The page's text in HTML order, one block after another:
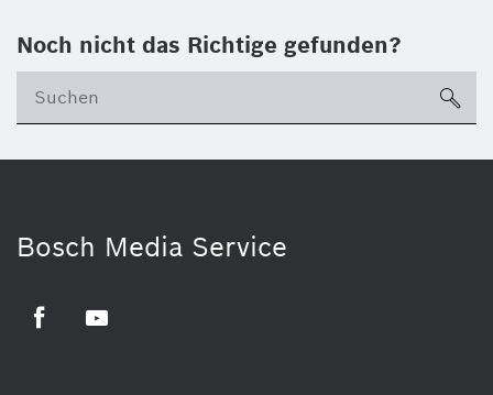
Noch nicht das Richtige gefunden?
Bosch Media Service